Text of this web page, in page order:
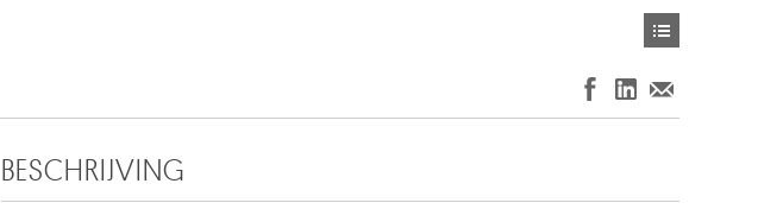
BESCHRIJVING